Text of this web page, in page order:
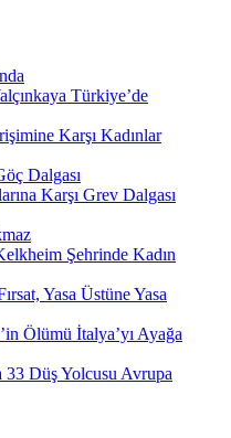
Türkiye’de
Karşı Kadınlar
Dalgası
Karşı Grev Dalgası
Şehrinde Kadın
Yasa Üstüne Yasa
Ölümü İtalya’yı Ayağa
33 Düş Yolcusu Avrupa